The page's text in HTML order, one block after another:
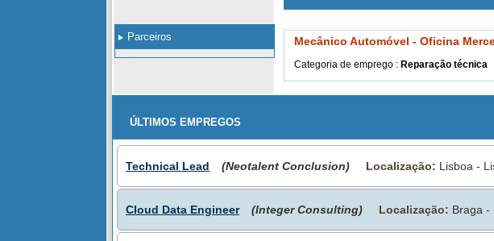
Parceiros Mecânico Automóvel - Oficina
Categoria de emprego : Reparação técnica
ÚLTIMOS EMPREGOS
Technical Lead (Neotalent Conclusion) Localização: Lisboa -
Cloud Data Engineer (Integer Consulting) Localização: Braga -